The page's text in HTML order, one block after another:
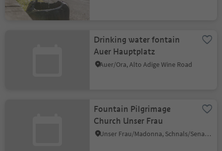
Drinking water fontain
Auer Hauptplatz
Auer/Ora, Alto Adige Wine Road
Fountain Pilgrimage
Church Unser Frau
Unser Frau/Madonna, Schnals/Senales, Vinschgau/Val Venosta